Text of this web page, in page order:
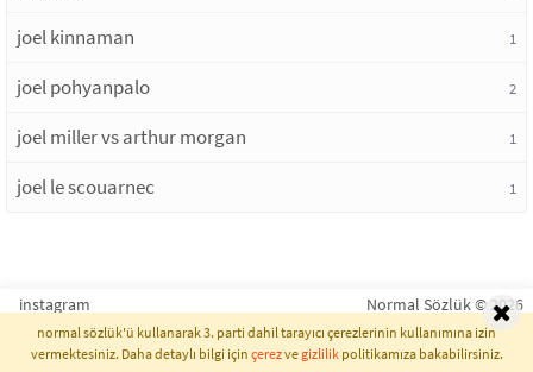
joel kinnaman 1
joel pohyanpalo 2
joel miller vs arthur morgan 1
joel le scouarnec 1
instagram Normal Sözlük © 2026
normal sözlük'ü kullanarak 3. parti dahil tarayıcı çerezlerinin kullanımına izin
vermektesiniz. Daha detaylı bilgi için çerezvegizlilikpolitikamıza bakabilirsiniz.